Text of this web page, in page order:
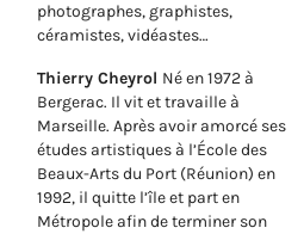
photographes, graphistes,
céramistes, vidéastes…
Thierry Cheyrol Né en 1972 à
Bergerac. Il vit et travaille à
Marseille. Après avoir amorcé ses
études artistiques à l’École des
Beaux-Arts du Port (Réunion) en
1992, il quitte l’île et part en
Métropole afin de terminer son